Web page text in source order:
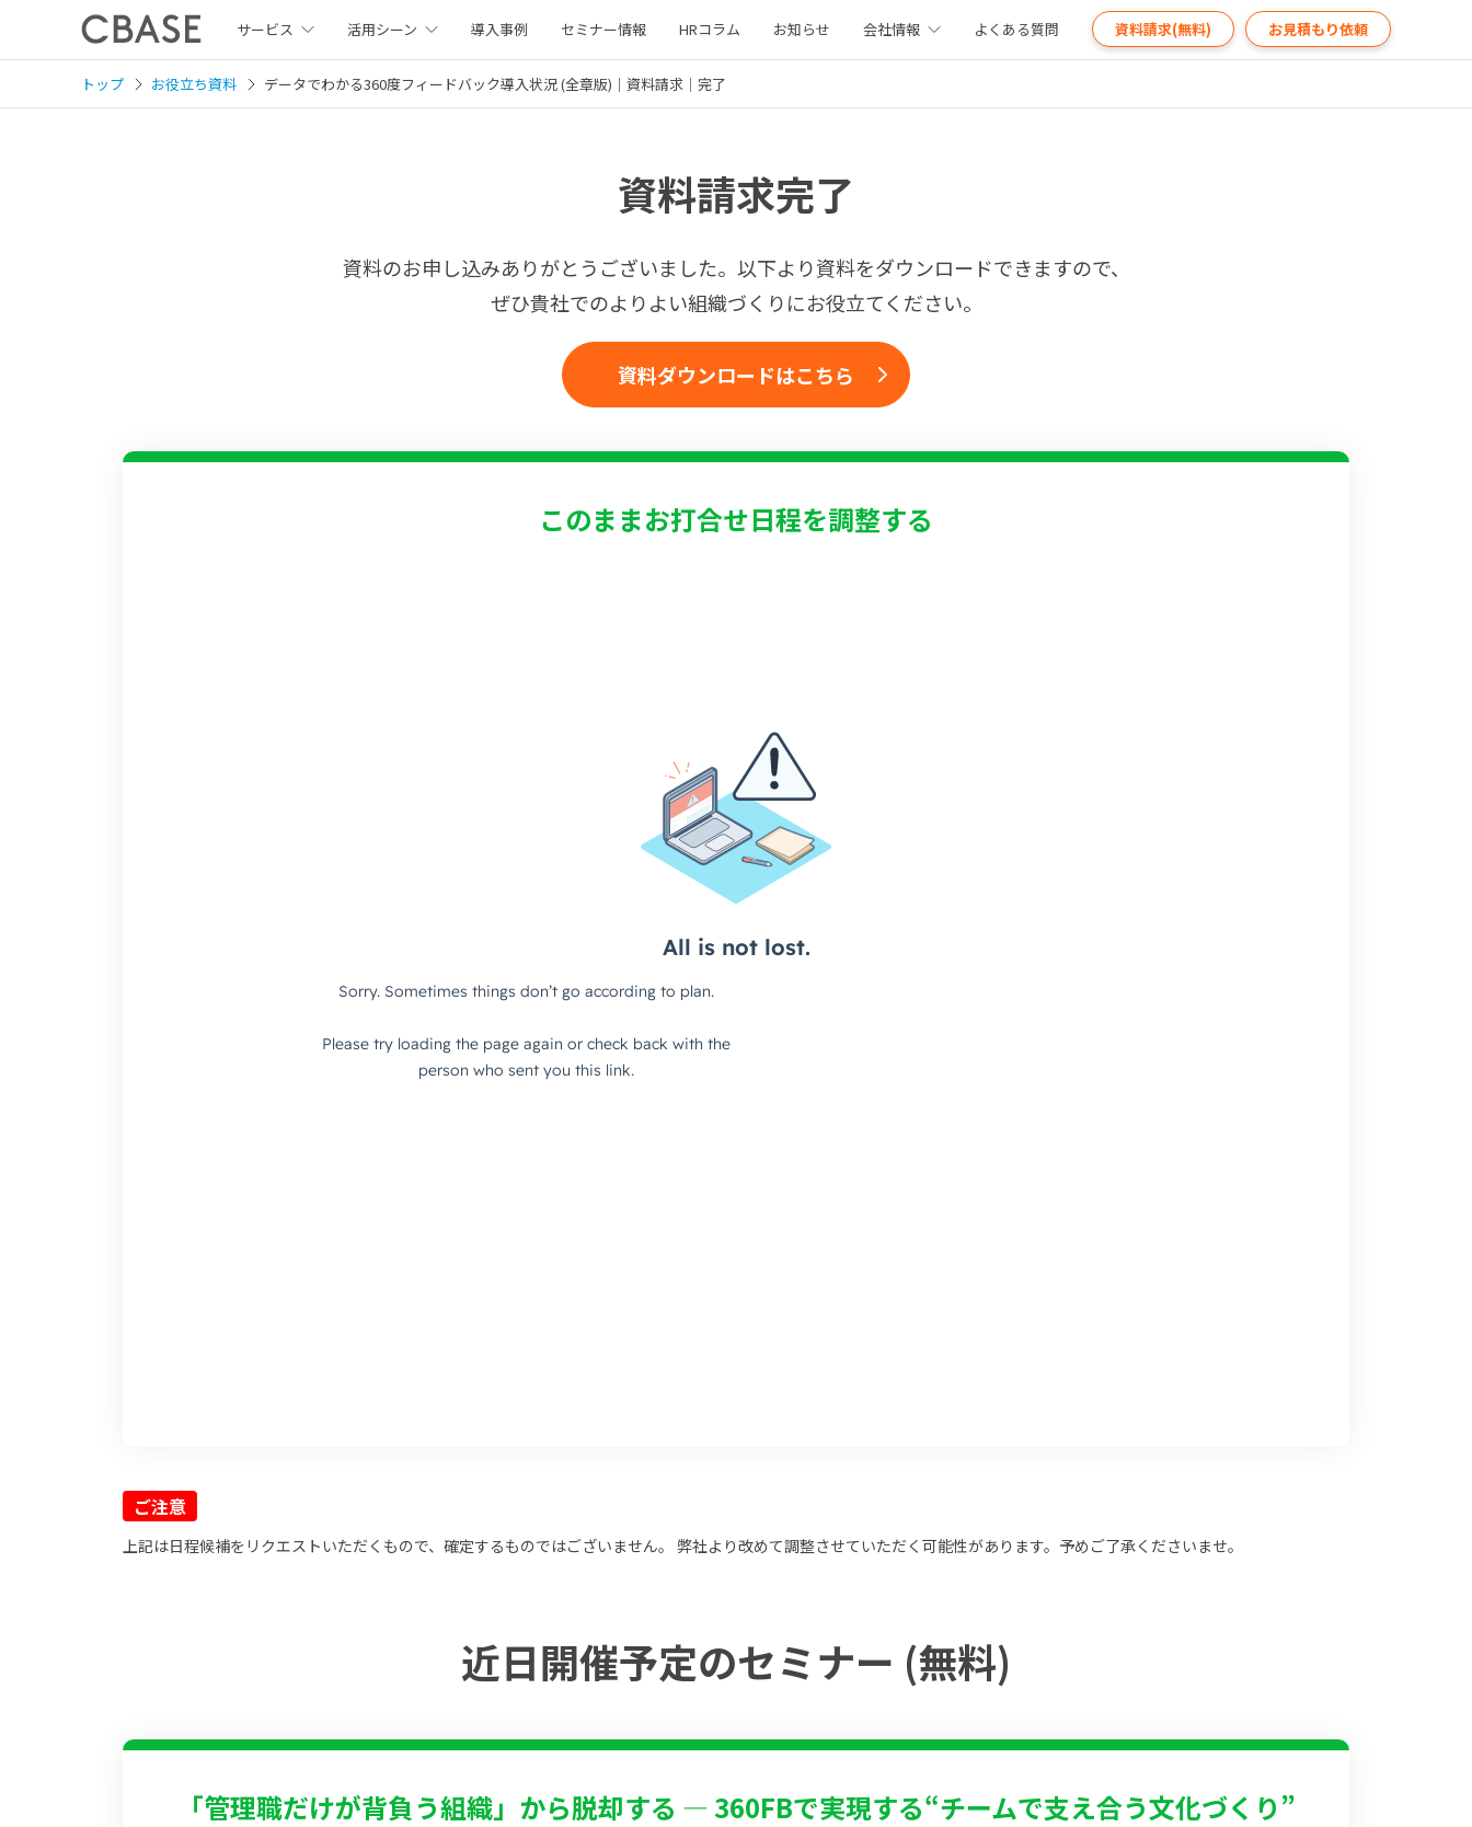
サービス 活用シーン 導入事例 セミナー情報 HRコラム お知らせ 会社情報 よくある質問 資料請求(無料) お見積もり依頼
トップ お役立ち資料 データでわかる360度フィードバック導入状況 (全章版)｜資料請求｜完了
資料請求完了
資料のお申し込みありがとうございました。以下より資料をダウンロードできますので、
ぜひ貴社でのよりよい組織づくりにお役立てください。
資料ダウンロードはこちら
このままお打合せ日程を調整する
ご注意
上記は日程候補をリクエストいただくもので、確定するものではございません。 弊社より改めて調整させていただく可能性があります。予めご了承くださいませ。
近日開催予定のセミナー (無料)
「管理職だけが背負う組織」から脱却する ― 360FBで実現する“チームで支え合う文化づくり”